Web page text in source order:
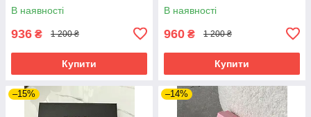
В наявності
936 ₴ 1 200 ₴
Купити
В наявності
960 ₴ 1 200 ₴
Купити
–15% –14%